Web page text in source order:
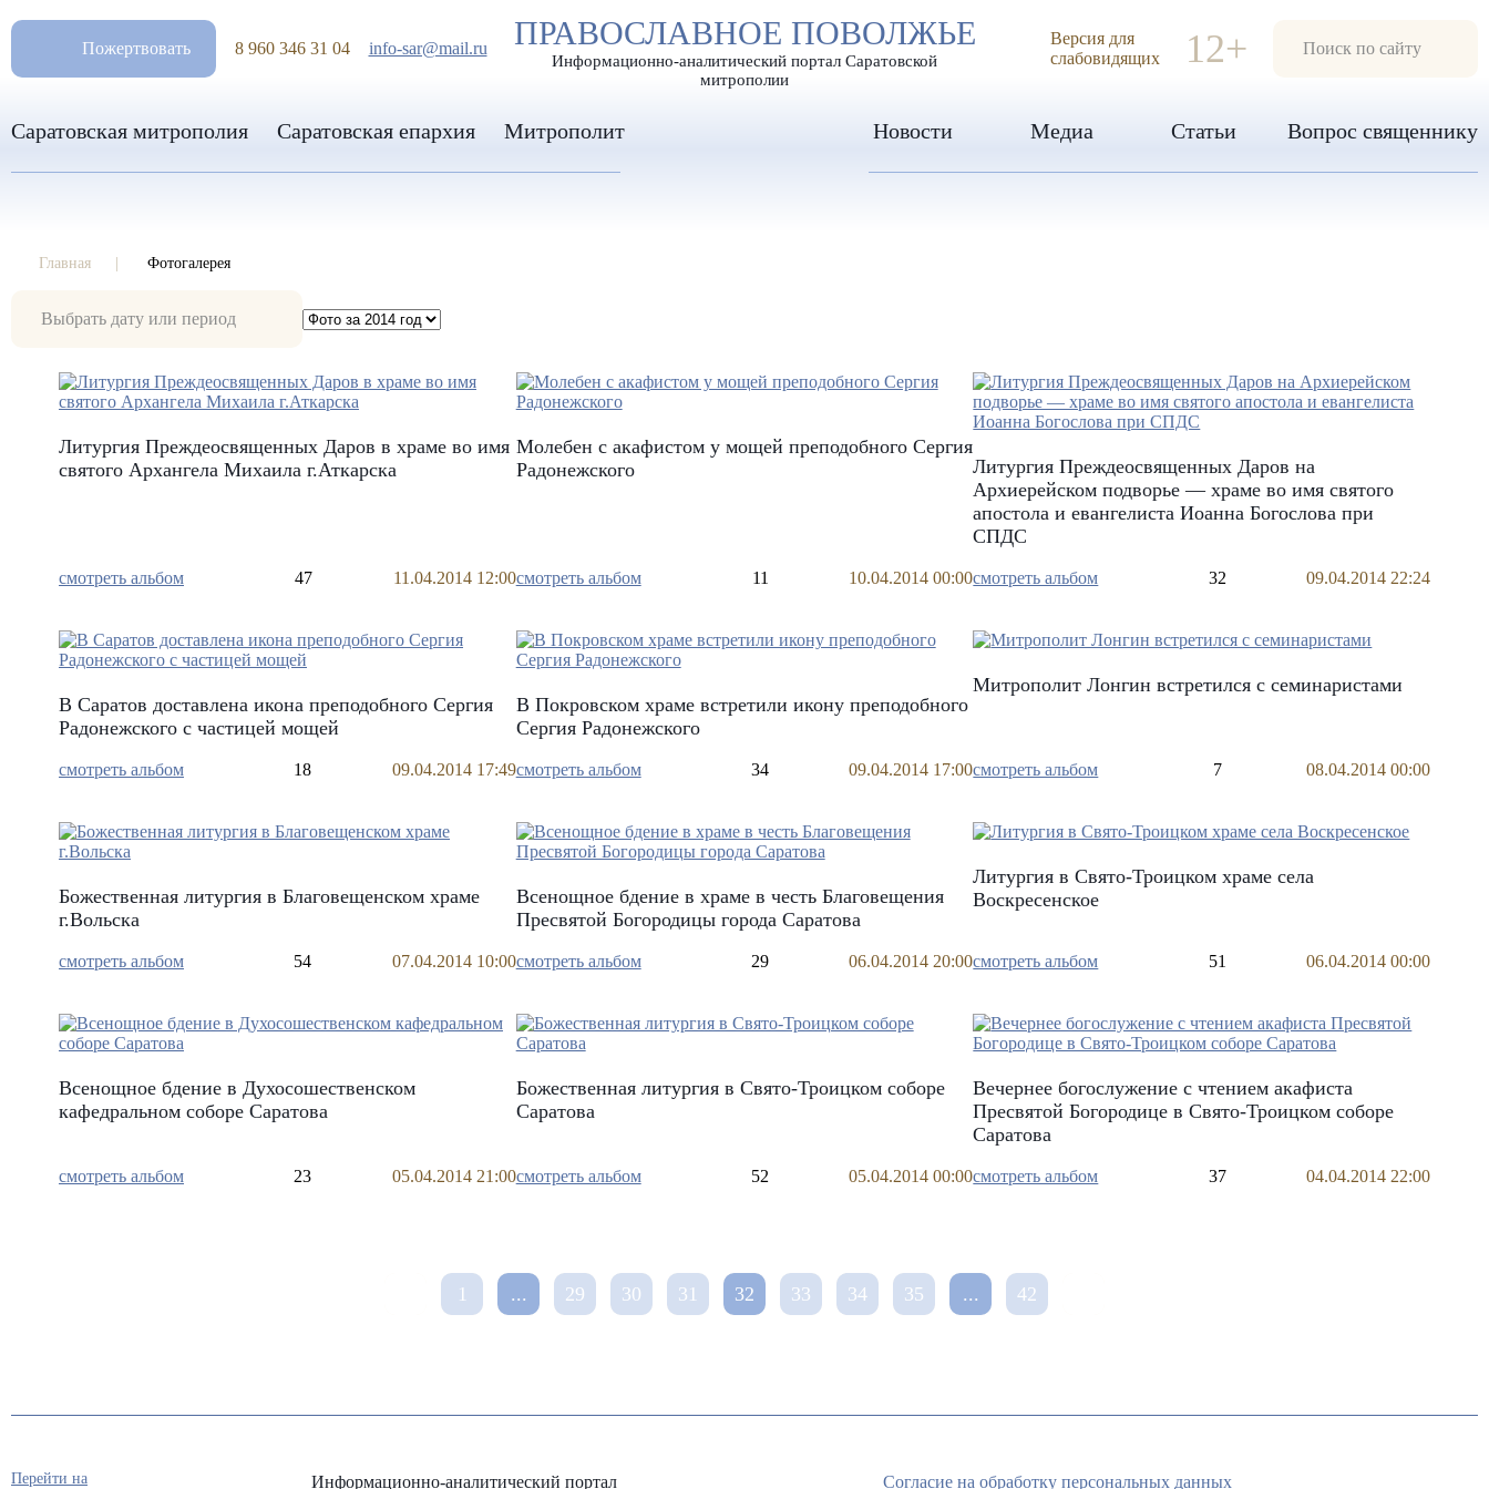
РАЗМЕР ШРИФТА А А А ИЗОБРАЖЕНИЯ
ПРАВОСЛАВНОЕ ПОВОЛЖЬЕ
Информационно-аналитический портал Саратовской
митрополии
Пожертвовать 8 960 346 31 04 info-sar@mail.ru
Версия для
слабовидящих
12+
Саратовская митрополия Саратовская епархия Митрополит Новости Медиа Статьи Вопрос священнику
Главная Фотогалерея
Фотогалерея
Литургия Преждеосвященных Даров в храме во имя
святого Архангела Михаила г.Аткарска
смотреть альбом 47 11.04.2014 12:00
Молебен с акафистом у мощей преподобного Сергия
Радонежского
смотреть альбом 11 10.04.2014 00:00
Литургия Преждеосвященных Даров на
Архиерейском подворье — храме во имя святого
апостола и евангелиста Иоанна Богослова при
СПДС
смотреть альбом 32 09.04.2014 22:24
В Саратов доставлена икона преподобного Сергия
Радонежского с частицей мощей
смотреть альбом 18 09.04.2014 17:49
В Покровском храме встретили икону преподобного
Сергия Радонежского
смотреть альбом 34 09.04.2014 17:00
Митрополит Лонгин встретился с семинаристами
смотреть альбом 7 08.04.2014 00:00
Божественная литургия в Благовещенском храме
г.Вольска
смотреть альбом 54 07.04.2014 10:00
Всенощное бдение в храме в честь Благовещения
Пресвятой Богородицы города Саратова
смотреть альбом 29 06.04.2014 20:00
Литургия в Свято-Троицком храме села
Воскресенское
смотреть альбом 51 06.04.2014 00:00
Всенощное бдение в Духосошественском
кафедральном соборе Саратова
смотреть альбом 23 05.04.2014 21:00
Божественная литургия в Свято-Троицком соборе
Саратова
смотреть альбом 52 05.04.2014 00:00
Вечернее богослужение с чтением акафиста
Пресвятой Богородице в Свято-Троицком соборе
Саратова
смотреть альбом 37 04.04.2014 22:00
1 ... 29 30 31 32 33 34 35 ... 42
Информационно-аналитический портал Согласие на обработку персональных данных
Перейти на